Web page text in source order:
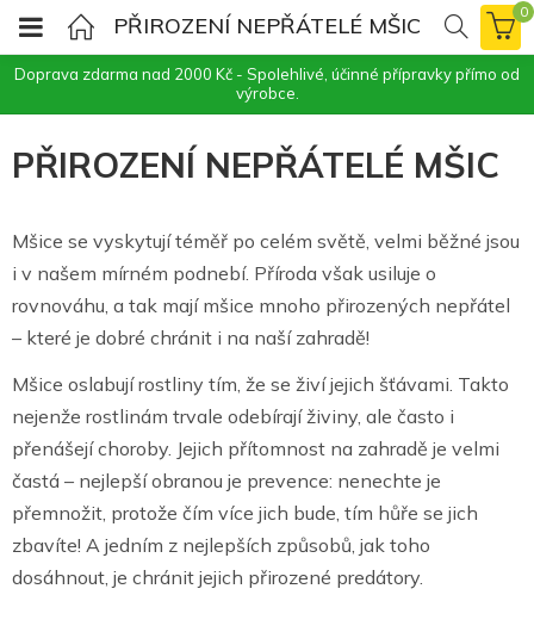
Doprava zdarma nad 2000 Kč - Spolehlivé, účinné přípravky přímo od
výrobce.
PŘIROZENÍ NEPŘÁTELÉ MŠIC
0
PŘIROZENÍ NEPŘÁTELÉ MŠIC
Mšice se vyskytují téměř po celém světě, velmi běžné jsou
i v našem mírném podnebí. Příroda však usiluje o
rovnováhu, a tak mají mšice mnoho přirozených nepřátel
– které je dobré chránit i na naší zahradě!
Mšice oslabují rostliny tím, že se živí jejich šťávami. Takto
nejenže rostlinám trvale odebírají živiny, ale často i
přenášejí choroby. Jejich přítomnost na zahradě je velmi
častá – nejlepší obranou je prevence: nenechte je
přemnožit, protože čím více jich bude, tím hůře se jich
zbavíte! A jedním z nejlepších způsobů, jak toho
dosáhnout, je chránit jejich přirozené predátory.